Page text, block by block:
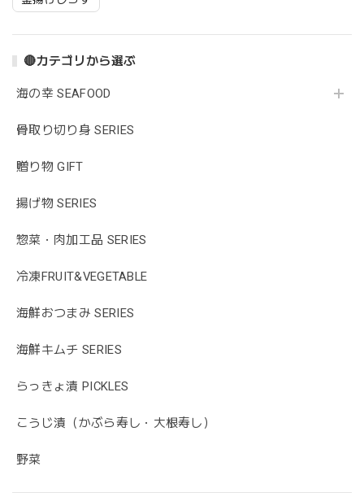
🔴カテゴリから選ぶ
海の幸 SEAFOOD
骨取り切り身 SERIES
贈り物 GIFT
揚げ物 SERIES
惣菜・肉加工品 SERIES
冷凍FRUIT&VEGETABLE
海鮮おつまみ SERIES
海鮮キムチ SERIES
らっきょ漬 PICKLES
こうじ漬（かぶら寿し・大根寿し）
野菜